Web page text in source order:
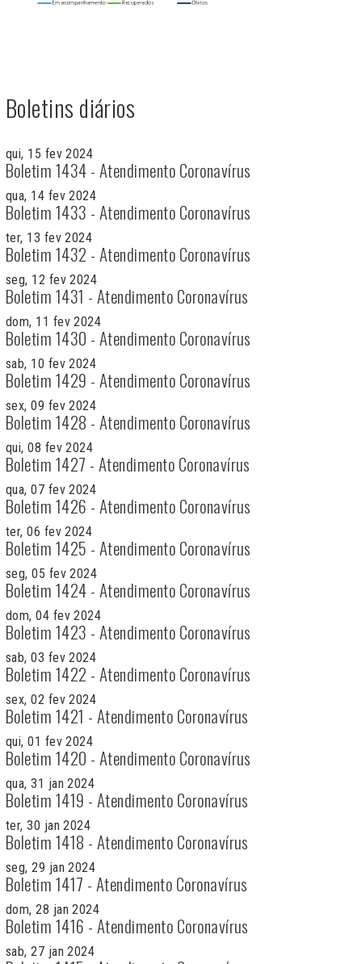
Boletins diários
qui, 15 fev 2024
Boletim 1434 - Atendimento Coronavírus
qua, 14 fev 2024
Boletim 1433 - Atendimento Coronavírus
ter, 13 fev 2024
Boletim 1432 - Atendimento Coronavírus
seg, 12 fev 2024
Boletim 1431 - Atendimento Coronavírus
dom, 11 fev 2024
Boletim 1430 - Atendimento Coronavírus
sab, 10 fev 2024
Boletim 1429 - Atendimento Coronavírus
sex, 09 fev 2024
Boletim 1428 - Atendimento Coronavírus
qui, 08 fev 2024
Boletim 1427 - Atendimento Coronavírus
qua, 07 fev 2024
Boletim 1426 - Atendimento Coronavírus
ter, 06 fev 2024
Boletim 1425 - Atendimento Coronavírus
seg, 05 fev 2024
Boletim 1424 - Atendimento Coronavírus
dom, 04 fev 2024
Boletim 1423 - Atendimento Coronavírus
sab, 03 fev 2024
Boletim 1422 - Atendimento Coronavírus
sex, 02 fev 2024
Boletim 1421 - Atendimento Coronavírus
qui, 01 fev 2024
Boletim 1420 - Atendimento Coronavírus
qua, 31 jan 2024
Boletim 1419 - Atendimento Coronavírus
ter, 30 jan 2024
Boletim 1418 - Atendimento Coronavírus
seg, 29 jan 2024
Boletim 1417 - Atendimento Coronavírus
dom, 28 jan 2024
Boletim 1416 - Atendimento Coronavírus
sab, 27 jan 2024